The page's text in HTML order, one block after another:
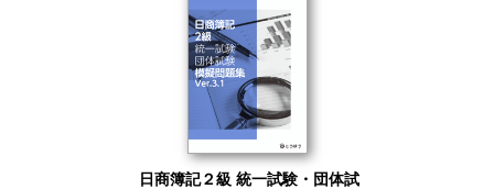
日商簿記２級 統一試験・団体試